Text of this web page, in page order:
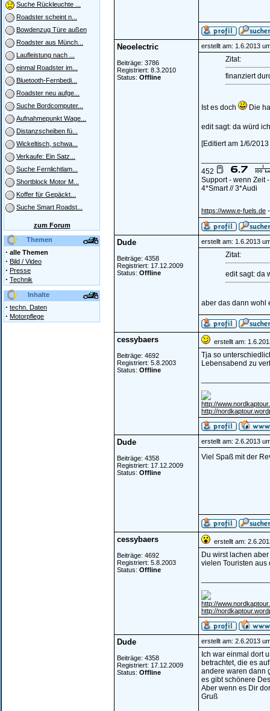
Suche Rückleuchte ...
Roadster scheint n...
Bowdenzug Türe außen
Roadster aus Münch...
Laufleistung nach ...
einmal Roadster im...
Bluetooth-Fernbedi...
Roadster neu aufge...
Suche Bordcomputer...
Aufnahmepunkt Wage...
Distanzscheiben fü...
Wickeltisch, schwa...
Verkaufe: Ein Satz...
Suche Fernlichtlam...
Shortblock Motor M...
Koffer für Gepäckt...
Suche Smart Roadst...
zum Forum
Themen
· alle Themen
· Bild / Video
· Presse
· Technik
Inhalte
· techn. Daten
· Motorpflege
Neoelectric
Beiträge: 3786
Registriert: 8.3.2010
Status: Offline
erstellt am: 1.6.2013
Zitat:
finanziert
Ist es doch Die
edit sagt: da würd
[Editiert am 1/6/
452
Support - wenn Zeit
4*Smart // 3*Audi
https://www.e-fuels.de
Dude
Beiträge: 4358
Registriert: 17.12.2009
Status: Offline
erstellt am: 1.6.2013
Zitat:
edit sagt: da
aber das dann wohl
cessybaers
Beiträge: 4692
Registriert: 5.8.2003
Status: Offline
erstellt am:
Tja so
Lebensabend zu
http://
http://
Dude
Beiträge: 4358
Registriert: 17.12.2009
Status: Offline
erstellt am: 2.6.2013
Viel Spaß mit der
cessybaers
Beiträge: 4692
Registriert: 5.8.2003
Status: Offline
erstellt am:
Du wirst lachen
vielen Touristen aus
http://
http://
Dude
Beiträge: 4358
Registriert: 17.12.2009
Status: Offline
erstellt am: 2.6.2013
Ich war einmal dort
betrachtet, die es
andere waren dann
es gibt schönere
Aber wenn es Dir
Gruß